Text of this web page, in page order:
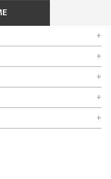
+
+
+
+
+